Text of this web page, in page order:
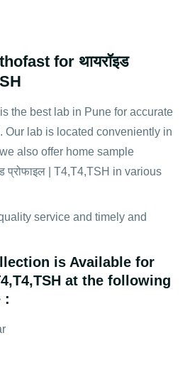
for थायरॉइड
the best lab in Pune for accurate
Our lab is located conveniently in
also offer home sample
प्रोफाइल | T4,T4,TSH in various
service and timely and
is Available for
T4,T4,TSH at the following
: